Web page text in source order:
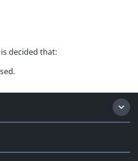
decided that: